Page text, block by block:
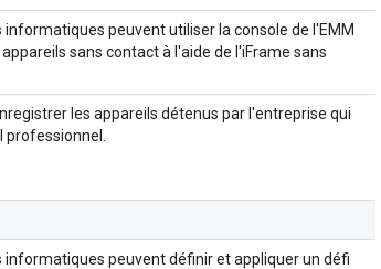
peuvent utiliser la console de l'EMM
sans contact à l'aide de l'iFrame sans
les appareils détenus par l'entreprise qui
informatiques peuvent définir et appliquer un défi